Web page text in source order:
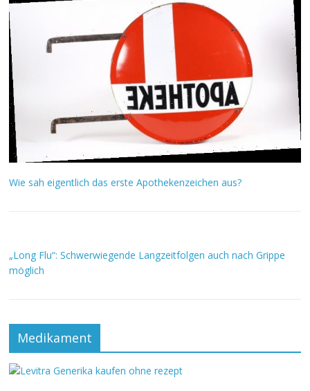
Wie sah eigentlich das erste Apothekenzeichen aus?
„Long Flu“: Schwerwiegende Langzeitfolgen auch nach Grippe
möglich
Medikament